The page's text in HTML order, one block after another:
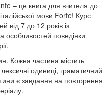
– це книга для вчителя до
мови Forte! Курс
від 7 до 12 років із
особливостей поведінки
Кожна частина містить
лексичні одиниці, граматичний
є завдання на повторення